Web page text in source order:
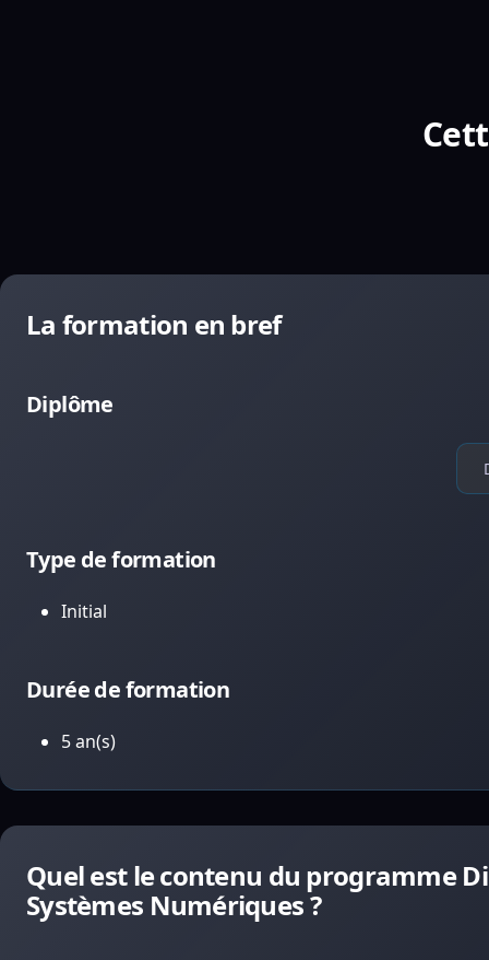
La formation en bref
Diplôme
Type de formation
Initial
Durée de formation
5 an(s)
Quel est le contenu du programme
Systèmes Numériques ?